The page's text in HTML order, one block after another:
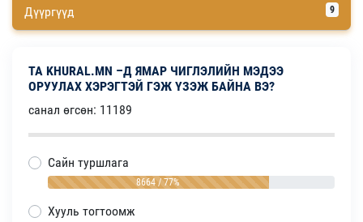
Дүүргүүд 9
ТА KHURAL.MN –Д ЯМАР ЧИГЛЭЛИЙН МЭДЭЭ
ОРУУЛАХ ХЭРЭГТЭЙ ГЭЖ ҮЗЭЖ БАЙНА ВЭ?
санал өгсөн: 11189
Сайн туршлага
8664 / 77%
Хууль тогтоомж